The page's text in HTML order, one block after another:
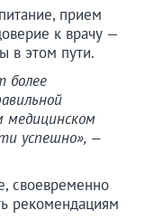
прием
к врачу —
в этом пути.
более
медицинском
успешно», —
своевременно
рекомендациям